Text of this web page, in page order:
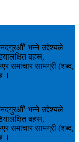
भन्ने उद्देश्यले
बहस,
समाचार सामग्री (शब्द,
।
भन्ने उद्देश्यले
बहस,
समाचार सामग्री (शब्द,
।